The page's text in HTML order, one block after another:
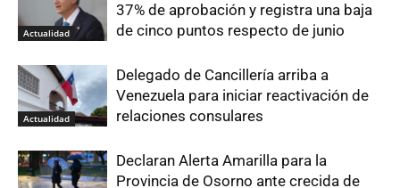
Actualidad
37% de aprobación y registra una baja
de cinco puntos respecto de junio
Actualidad
Delegado de Cancillería arriba a
Venezuela para iniciar reactivación de
relaciones consulares
Declaran Alerta Amarilla para la
Provincia de Osorno ante crecida de